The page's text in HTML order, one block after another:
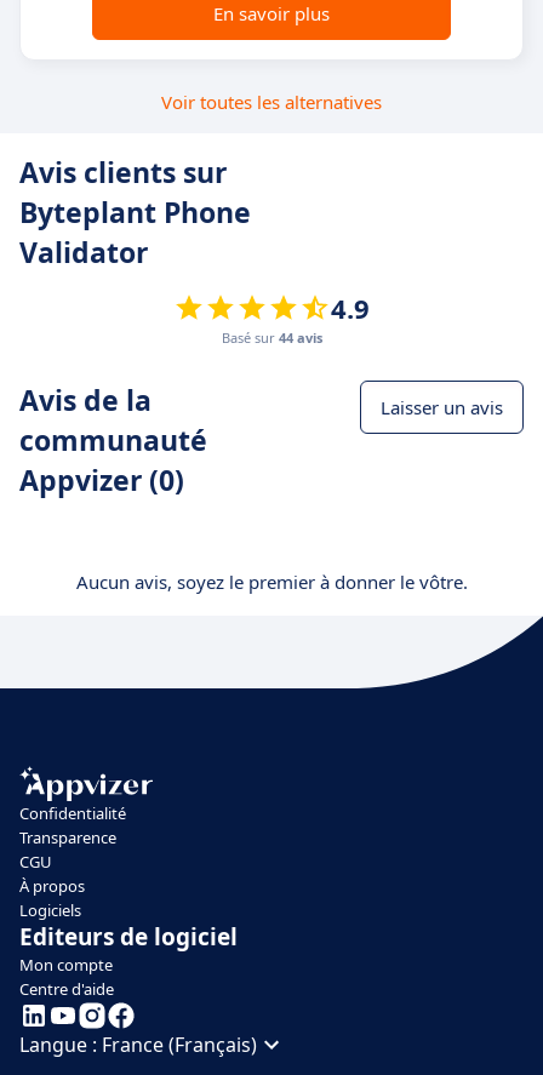
En savoir plus
Voir toutes les alternatives
Avis clients sur
Byteplant Phone
Validator
4.9
Basé sur 44 avis
Avis de la
communauté
Appvizer (0)
Laisser un avis
Aucun avis, soyez le premier à donner le vôtre.
Confidentialité
Transparence
CGU
À propos
Logiciels
Editeurs de logiciel
Mon compte
Centre d'aide
Langue : France (Français)